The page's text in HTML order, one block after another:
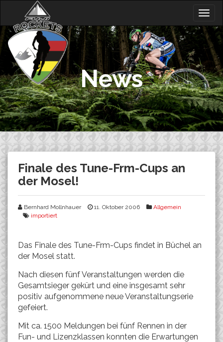
content
News
Finale des Tune-Frm-Cups an
der Mosel!
Bernhard Mollnhauer 11. Oktober 2006
Allgemein
importiert
Das Finale des Tune-Frm-Cups findet in Büchel an
der Mosel statt.
Nach diesen fünf Veranstaltungen werden die
Gesamtsieger gekürt und eine insgesamt sehr
positiv aufgenommene neue Veranstaltungserie
gefeiert.
Mit ca. 1500 Meldungen bei fünf Rennen in der
Fun- und Lizenzklassen konnten die Erwartungen